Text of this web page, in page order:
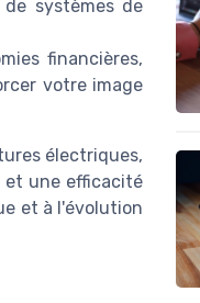
systèmes de
financières,
votre image
électriques,
une efficacité
et à l'évolution